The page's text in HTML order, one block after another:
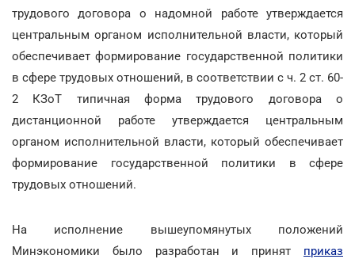
трудового договора о надомной работе утверждается
центральным органом исполнительной власти, который
обеспечивает формирование государственной политики
в сфере трудовых отношений, в соответствии с ч. 2 ст. 60-
2 КЗоТ типичная форма трудового договора о
дистанционной работе утверждается центральным
органом исполнительной власти, который обеспечивает
формирование государственной политики в сфере
трудовых отношений.
На исполнение вышеупомянутых положений
Минэкономики было разработан и принят приказ